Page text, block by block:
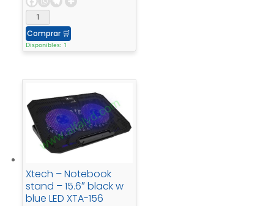
Comprar 🛒
Disponibles: 1
Xtech – Notebook
stand – 15.6″ black w
blue LED XTA-156